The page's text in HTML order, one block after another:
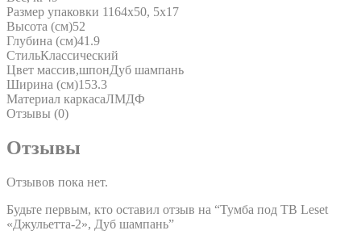
Размер упаковки 1164х50, 5х17
Высота (см)52
Глубина (см)41.9
СтильКлассический
Цвет массив,шпонДуб шампань
Ширина (см)153.3
Материал каркасаЛМДФ
Отзывы (0)
Отзывы
Отзывов пока нет.
Будьте первым, кто оставил отзыв на “Тумба под ТВ Leset
«Джульетта-2», Дуб шампань”